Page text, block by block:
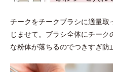
チークをチークブラシに適量
じませて。ブラシ全体にチー
な粉体が落ちるのでつきすぎ防